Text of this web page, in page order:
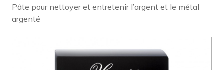
Pâte pour nettoyer et entretenir l’argent et le métal
argenté